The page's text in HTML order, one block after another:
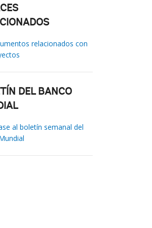
relacionados con
DEL BANCO
al boletín semanal del